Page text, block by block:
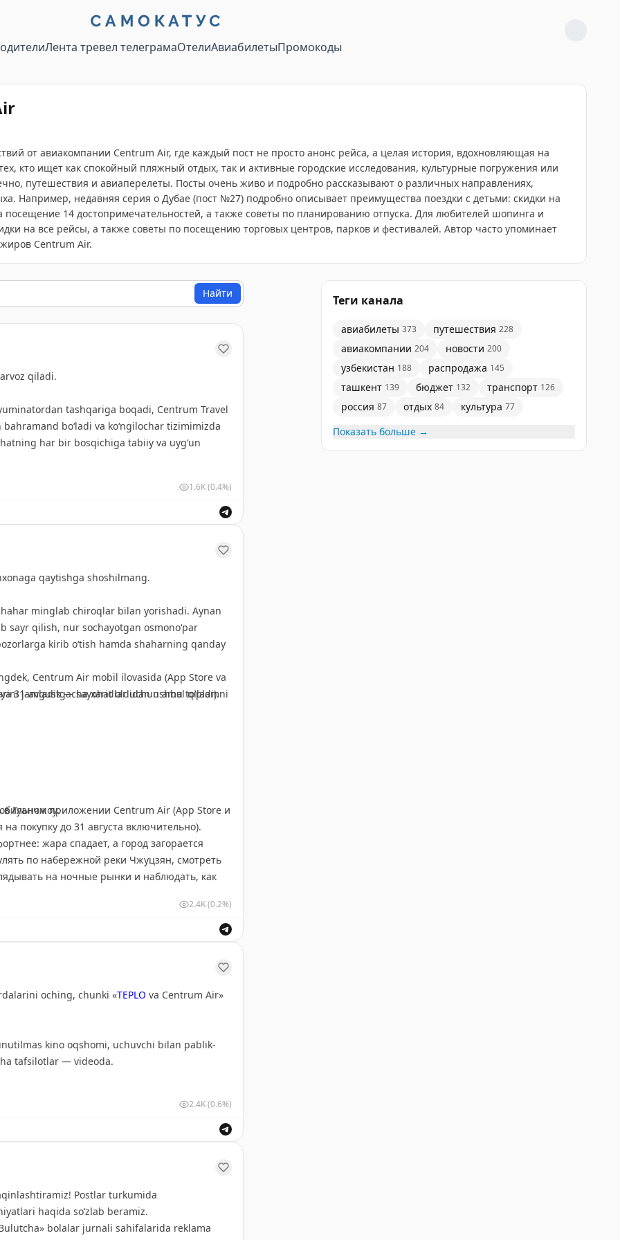
Лента тревел телеграмаОтелиАвиабилетыПромокоды
от авиакомпании Centrum Air, где каждый пост не просто анонс рейса, а целая история, вдохновляющая на
кто ищет как спокойный пляжный отдых, так и активные городские исследования, культурные погружения или
путешествия и авиаперелеты. Посты очень живо и подробно рассказывают о различных направлениях,
Например, недавняя серия о Дубае (пост №27) подробно описывает преимущества поездки с детьми: скидки на
14 достопримечательностей, а также советы по планированию отпуска. Для любителей шопинга и
на все рейсы, а также советы по посещению торговых центров, парков и фестивалей. Автор часто упоминает
Centrum Air.
Найти
qiladi.
tashqariga boqadi, Centrum Travel
bo‘ladi va ko‘ngilochar tizimimizda
har bir bosqichiga tabiiy va uyg‘un
reklama imkoniyatlari haqida so‘z
в иллюминатор, листают журнал Centrum
выбирают фильмы в нашей системе
вашу рекламу в каждый этап
для вашего бренда внутри
1.6K(0.4%)
qaytishga shoshilmang.
minglab chiroqlar bilan yorishadi. Aynan
sayr qilish, nur sochayotgan osmono‘par
kirib o‘tish hamda shaharning qanday
jamladik — sayohat oldidan ushbu to‘plamni
Centrum Air mobil ilovasida (App Store va
31-avgustgacha xaridlar uchun amal qiladi).
Гуанчжоу.
жара спадает, а город загорается
по набережной реки Чжуцзян, смотреть
на ночные рынки и наблюдать, как
Гуанчжоу — сохраняйте подборку перед
приложении Centrum Air (App Store и
покупку до 31 августа включительно).
2.4K(0.2%)
oching, chunki «TEPLO va Centrum Air»
kino oqshomi, uchuvchi bilan pablik-
tafsilotlar — videoda.
voyaga yetgan fuqarolari ishtirok etishi
xodimlari yoki ularning oila a’zolari ishtirok
2.4K(0.6%)
Postlar turkumida
haqida so‘zlab beramiz.
bolalar jurnali sahifalarida reklama
Теги канала
авиабилеты 373 путешествия 228
авиакомпании 204 новости 200
узбекистан 188 распродажа 145
ташкент 139 бюджет 132 транспорт 126
россия 87 отдых 84 культура 77
Показать больше →